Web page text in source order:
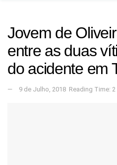
Jovem de
entre as duas
do acidente em
9 de Julho, 2018 Reading Time: 2